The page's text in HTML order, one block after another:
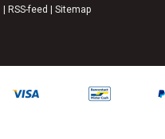
RSS-feed Sitemap